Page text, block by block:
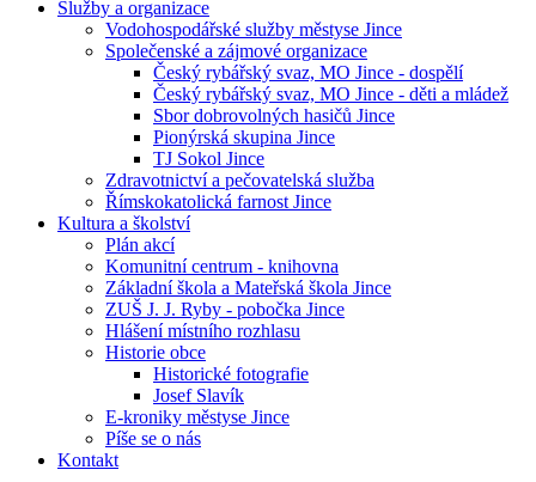
Služby a organizace
Vodohospodářské služby městyse Jince
Společenské a zájmové organizace
Český rybářský svaz, MO Jince - dospělí
Český rybářský svaz, MO Jince - děti a mládež
Sbor dobrovolných hasičů Jince
Pionýrská skupina Jince
TJ Sokol Jince
Zdravotnictví a pečovatelská služba
Římskokatolická farnost Jince
Kultura a školství
Plán akcí
Komunitní centrum - knihovna
Základní škola a Mateřská škola Jince
ZUŠ J. J. Ryby - pobočka Jince
Hlášení místního rozhlasu
Historie obce
Historické fotografie
Josef Slavík
E-kroniky městyse Jince
Píše se o nás
Kontakt